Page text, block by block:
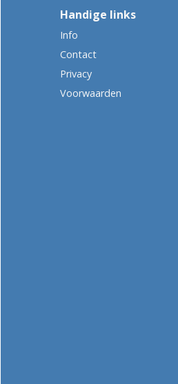
Handige links
Info
Contact
Privacy
Voorwaarden